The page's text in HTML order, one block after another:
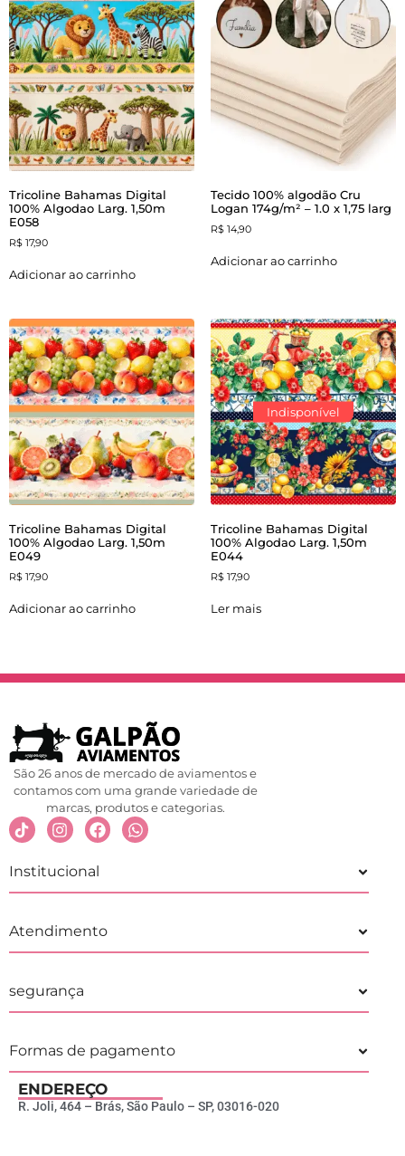
Tricoline Bahamas Digital
100% Algodao Larg. 1,50m
E058
R$ 17,90
Adicionar ao carrinho
Tecido 100% algodão Cru
Logan 174g/m² – 1.0 x 1,75 larg
R$14,90
Adicionar ao carrinho
Tricoline Bahamas Digital
100% Algodao Larg. 1,50m
E049
R$ 17,90
Adicionar ao carrinho
Indisponível
Tricoline Bahamas Digital
100% Algodao Larg. 1,50m
E044
R$17,90
Ler mais
São 26 anos de mercado de aviamentos e
contamos com uma grande variedade de
marcas, produtos e categorias.
Institucional
Atendimento
segurança
Formas de pagamento
ENDEREÇO
R. Joli, 464 – Brás, São Paulo – SP, 03016-020